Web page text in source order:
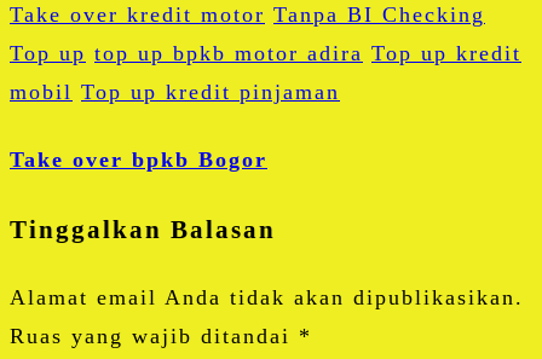
Take over kredit motor Tanpa BI Checking
Top up top up bpkb motor adira Top up kredit
mobil Top up kredit pinjaman
Take over bpkb Bogor
Tinggalkan Balasan
Alamat email Anda tidak akan dipublikasikan.
Ruas yang wajib ditandai *